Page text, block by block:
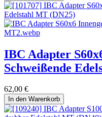
IBC Adapter
Schweißende
62,00 €
In den Warenkorb